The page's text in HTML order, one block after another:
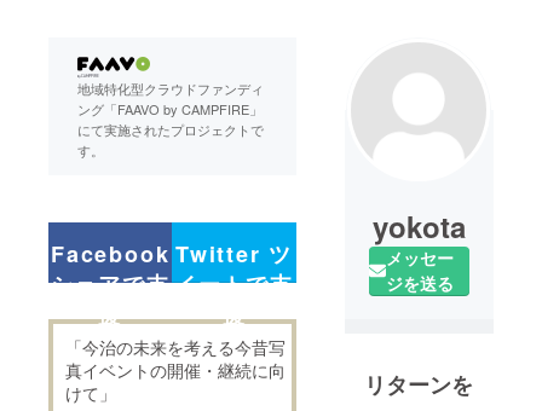
地域特化型クラウドファンディ
ング「FAAVO by CAMPFIRE」
にて実施されたプロジェクトで
す。
Facebook
シェアで支
援
Twitter ツ
イートで支
援
「今治の未来を考える今昔写
真イベントの開催・継続に向
けて」
yokota
メッセー
ジを送る
リターンを